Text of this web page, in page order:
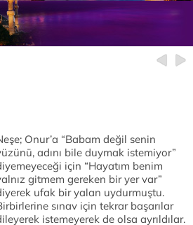
Onur’a “Babam değil senin
adını bile duymak istemiyor”
için “Hayatım benim
gitmem gereken bir yer var”
ufak bir yalan uydurmuştu.
sınav için tekrar başarılar
istemeyerek de olsa ayrıldılar.